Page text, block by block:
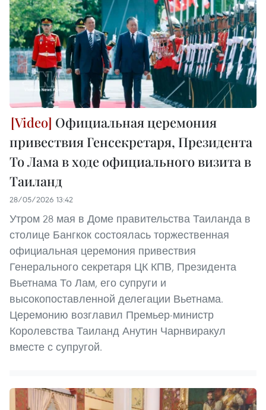
Официальная церемония
привествия Генсекретаря, Президента
То Лама в ходе официального визита в
Таиланд
28/05/2026 13:42
Утром 28 мая в Доме правительства Таиланда в
столице Бангкок состоялась торжественная
официальная церемония привествия
Генерального секретаря ЦК КПВ, Президента
Вьетнама То Лам, его супруги и
высокопоставленной делегации Вьетнама.
Церемонию возглавил Премьер-министр
Королевства Таиланд Анутин Чарнвиракул
вместе с супругой.